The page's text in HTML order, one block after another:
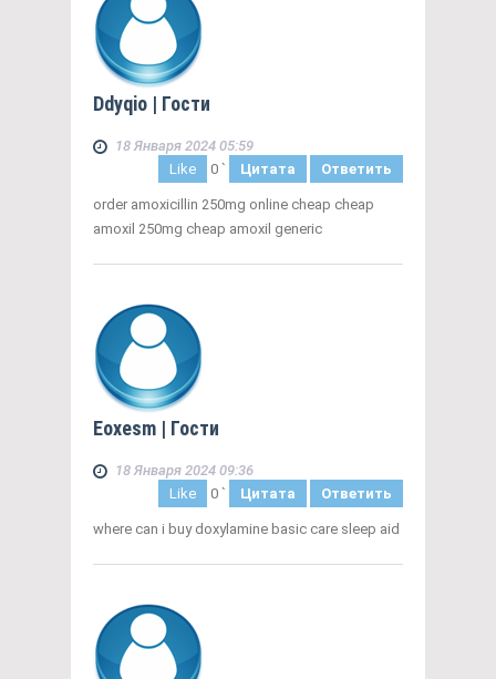
Ddyqio | Гости
18 Января 2024 05:59
Like
0 ` Цитата Ответить
order amoxicillin 250mg online cheap cheap
amoxil 250mg cheap amoxil generic
Eoxesm | Гости
18 Января 2024 09:36
Like
0 ` Цитата Ответить
where can i buy doxylamine basic care sleep aid